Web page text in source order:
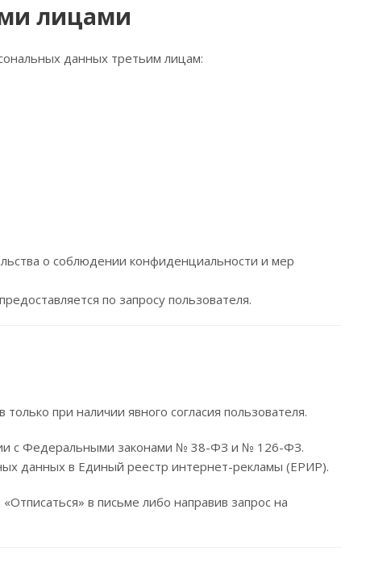
лицами
данных третьим лицам:
о соблюдении конфиденциальности и мер
по запросу пользователя.
при наличии явного согласия пользователя.
с Федеральными законами № 38-ФЗ и № 126-ФЗ.
данных в Единый реестр интернет-рекламы (ЕРИР).
в письме либо направив запрос на